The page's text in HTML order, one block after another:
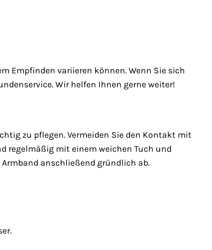
Empfinden variieren können. Wenn Sie sich
Wir helfen Ihnen gerne weiter!
zu pflegen. Vermeiden Sie den Kontakt mit
regelmäßig mit einem weichen Tuch und
Armband anschließend gründlich ab.